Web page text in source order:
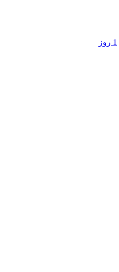
1 روز